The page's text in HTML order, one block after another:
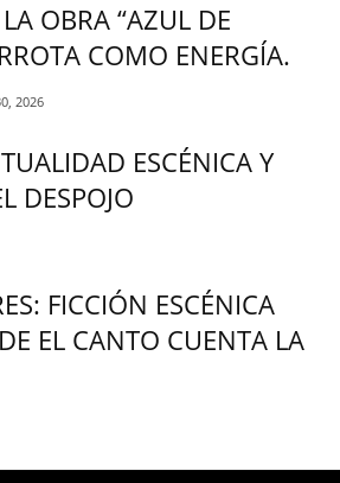
OBRA “AZUL DE
COMO ENERGÍA.
2026
ESCÉNICA Y
DESPOJO
FICCIÓN ESCÉNICA
EL CANTO CUENTA LA